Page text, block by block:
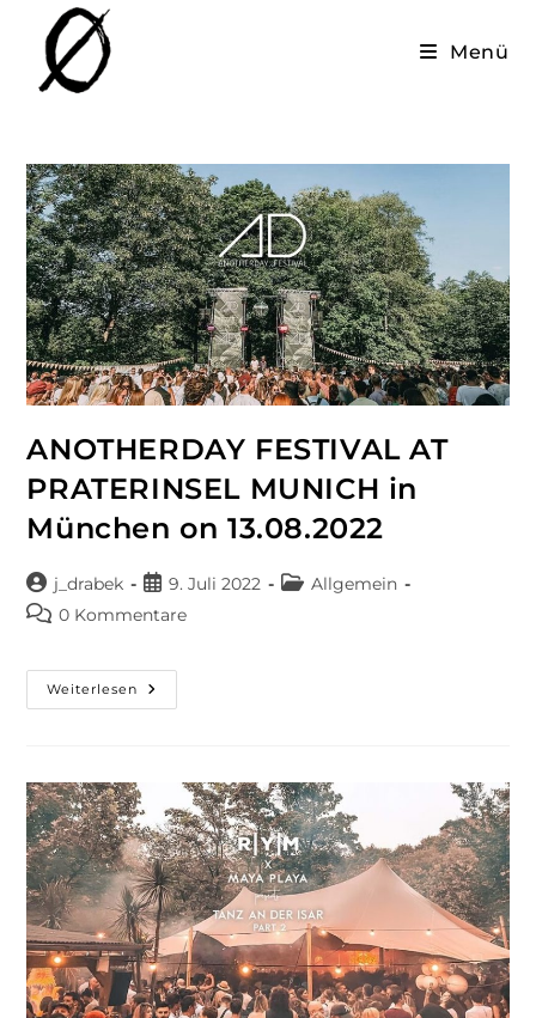
Menü
ANOTHERDAY FESTIVAL AT
PRATERINSEL MUNICH in
München on 13.08.2022
j_drabek 9. Juli 2022
Allgemein
0 Kommentare
Weiterlesen